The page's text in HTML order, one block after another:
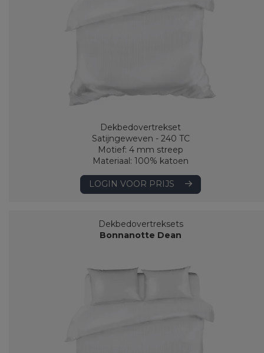
Dekbedovertrekset
Satijngeweven - 240 TC
Motief: 4 mm streep
Materiaal: 100% katoen
LOGIN VOOR PRIJS
Dekbedovertreksets
Bonnanotte Dean